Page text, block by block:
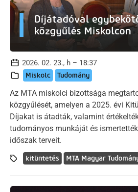
Díjátadóval
közgyűlés Miskolcon
2026. 02. 23., h – 18:37
Miskolc Tudomány
Az MTA miskolci bizottsága
közgyűlését, amelyen a 2025. évi
Díjakat is átadták, valamint
tudományos munkáját és
időszak terveit.
kitüntetés MTA Magyar